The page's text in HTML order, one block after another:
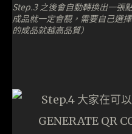
Step.3 之後會自動轉換出一張
成品就一定會靚，需要自己選
的成品就越高品質）